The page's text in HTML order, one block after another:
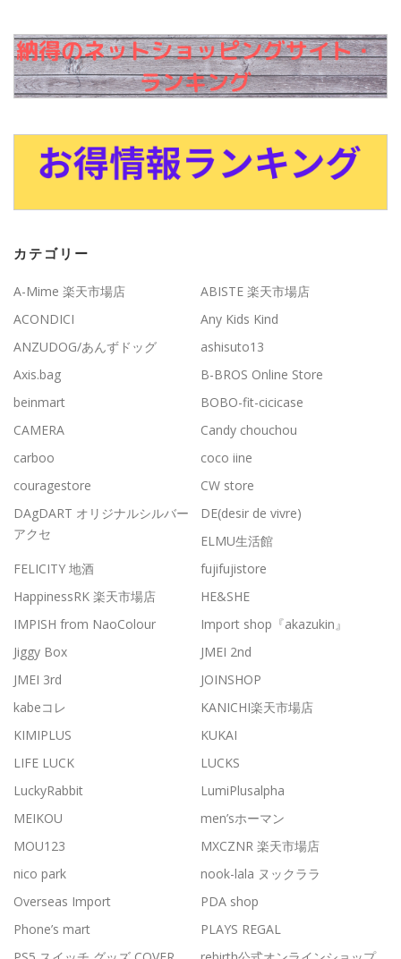
カテゴリー
A-Mime 楽天市場店
ABISTE 楽天市場店
ACONDICI
Any Kids Kind
ANZUDOG/あんずドッグ
ashisuto13
Axis.bag
B-BROS Online Store
beinmart
BOBO-fit-cicicase
CAMERA
Candy chouchou
carboo
coco iine
couragestore
CW store
DAgDART オリジナルシルバー
アクセ
DE(desir de vivre)
ELMU生活館
FELICITY 地酒
fujifujistore
HappinessRK 楽天市場店
HE&SHE
IMPISH from NaoColour
Import shop『akazukin』
Jiggy Box
JMEI 2nd
JMEI 3rd
JOINSHOP
kabeコレ
KANICHI楽天市場店
KIMIPLUS
KUKAI
LIFE LUCK
LUCKS
LuckyRabbit
LumiPlusalpha
MEIKOU
men’sホーマン
MOU123
MXCZNR 楽天市場店
nico park
nook-lala ヌックララ
Overseas Import
PDA shop
Phone’s mart
PLAYS REGAL